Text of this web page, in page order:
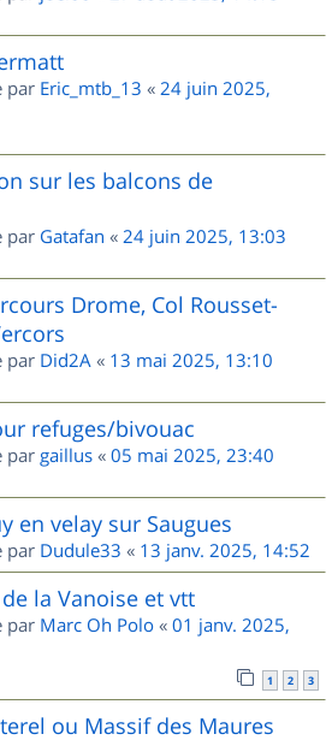
par Eric_mtb_13 « 24 juin 2025,
sur les balcons de
par Gatafan « 24 juin 2025, 13:03
Drome, Col Rousset-
par Did2A « 13 mai 2025, 13:10
refuges/bivouac
par gaillus « 05 mai 2025, 23:40
en velay sur Saugues
par Dudule33 « 13 janv. 2025, 14:52
la Vanoise et vtt
par Marc Oh Polo « 01 janv. 2025,
1 2 3
ou Massif des Maures